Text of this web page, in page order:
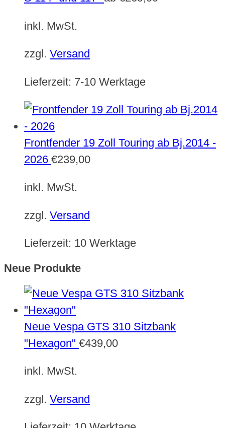
inkl. MwSt.
zzgl. Versand
Lieferzeit: 7-10 Werktage
Frontfender 19 Zoll Touring ab Bj.2014 -
2026 €239,00
inkl. MwSt.
zzgl. Versand
Lieferzeit: 10 Werktage
Neue Produkte
Neue Vespa GTS 310 Sitzbank
"Hexagon" €439,00
inkl. MwSt.
zzgl. Versand